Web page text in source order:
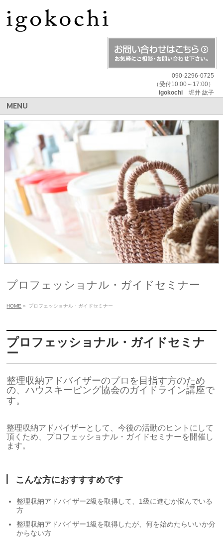
090-2296-0725
（受付10:00～17:00）
igokochi堀井 紘子
MENU
プロフェッショナル・ガイドセミナー
HOME » プロフェッショナル・ガイドセミナー
プロフェッショナル・ガイドセミナ
ー
整理収納アドバイザーのプロを目指す方のため
の、ハウスキーピング協会のガイドライン講座で
す。
整理収納アドバイザーとして、今後の活動のヒントにして
頂くため、プロフェッショナル・ガイドセミナーを開催し
ます。
こんな方におすすすめです
整理収納アドバイザー2級を取得して、1級に進むか悩んでいる
方
整理収納アドバイザー1級を取得したが、何を始めたらいいか分
からない方